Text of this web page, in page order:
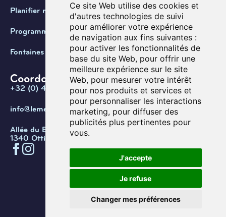
Ce site Web utilise des cookies et
d'autres technologies de suivi
pour améliorer votre expérience
de navigation aux fins suivantes :
pour activer les fonctionnalités de
base du site Web, pour offrir une
meilleure expérience sur le site
Web, pour mesurer votre intérêt
pour nos produits et services et
pour personnaliser les interactions
marketing, pour diffuser des
publicités plus pertinentes pour
vous.
J'accepte
Je refuse
Changer mes préférences
Planifier ma visite
Programmation
Fontaines de Belgique
Coordonnées
+32 (0) 470 / 67.20.55
info@lemef.be
Allée du Bois des Rêves 1,
1340 Ottignies-Louvain-la-Neuve
Confidentialité
Cookies
Conditions d'utilisation
Gérer les cookies
et de la fontaine.